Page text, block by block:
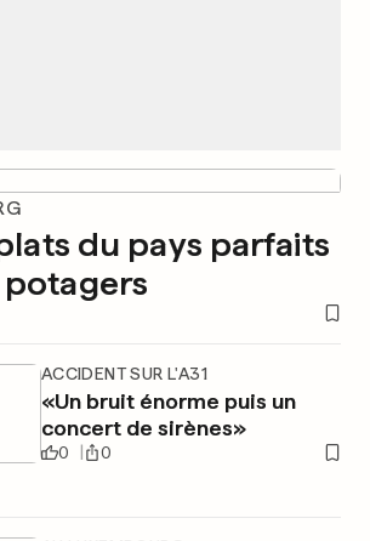
du pays parfaits
ACCIDENT SUR L'A31
«Un bruit énorme puis un
concert de sirènes»
0 0